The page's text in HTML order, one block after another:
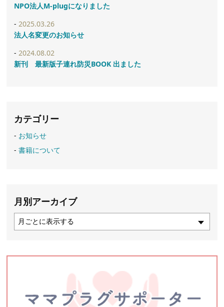
NPO法人M-plugになりました
2025.03.26
法人名変更のお知らせ
2024.08.02
新刊 最新版子連れ防災BOOK 出ました
カテゴリー
お知らせ
書籍について
月別アーカイブ